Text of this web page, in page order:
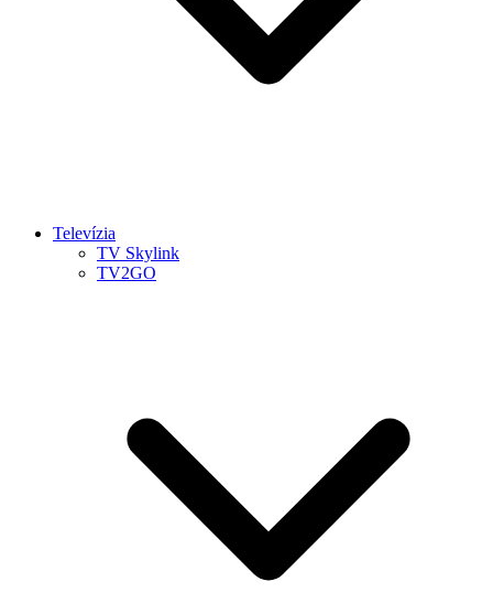
Televízia
TV Skylink
TV2GO